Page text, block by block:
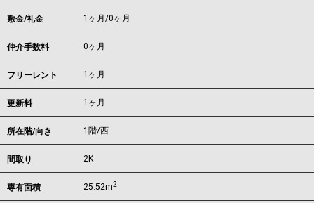
敷金/礼金 1ヶ月/0ヶ月
仲介手数料 0ヶ月
フリーレント 1ヶ月
更新料 1ヶ月
所在階/向き 1階/西
間取り 2K
専有面積 25.52m2